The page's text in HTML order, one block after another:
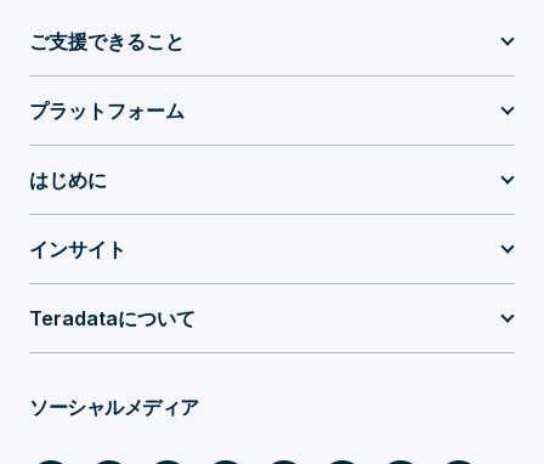
ご支援できること
プラットフォーム
はじめに
インサイト
Teradataについて
ソーシャルメディア